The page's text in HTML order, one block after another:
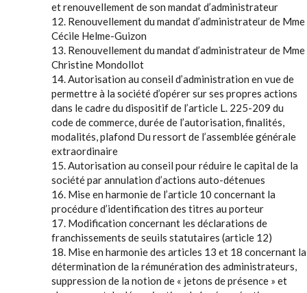
et renouvellement de son mandat d’administrateur
12. Renouvellement du mandat d’administrateur de Mme
Cécile Helme-Guizon
13. Renouvellement du mandat d’administrateur de Mme
Christine Mondollot
14. Autorisation au conseil d’administration en vue de
permettre à la société d’opérer sur ses propres actions
dans le cadre du dispositif de l’article L. 225-209 du
code de commerce, durée de l’autorisation, finalités,
modalités, plafond Du ressort de l’assemblée générale
extraordinaire
15. Autorisation au conseil pour réduire le capital de la
société par annulation d’actions auto-détenues
16. Mise en harmonie de l’article 10 concernant la
procédure d’identification des titres au porteur
17. Modification concernant les déclarations de
franchissements de seuils statutaires (article 12)
18. Mise en harmonie des articles 13 et 18 concernant la
détermination de la rémunération des administrateurs,
suppression de la notion de « jetons de présence » et